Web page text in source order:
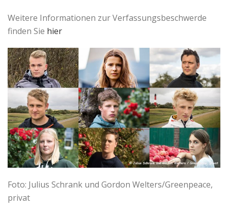
Weitere Informationen zur Verfassungsbeschwerde
finden Sie hier
Foto: Julius Schrank und Gordon Welters/Greenpeace,
privat